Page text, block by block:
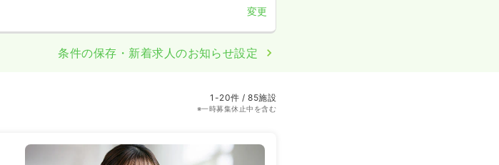
変更
条件の保存・新着求人のお知らせ設定
1-20件 / 85施設
※一時募集休止中を含む